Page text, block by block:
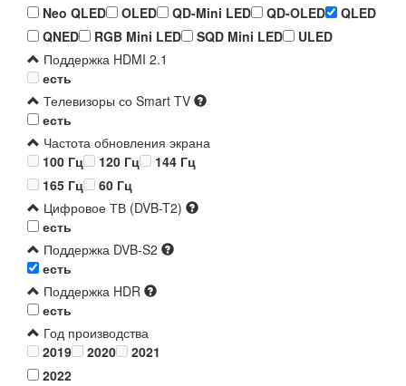
Neo QLED
OLED QD-Mini LED QD-OLED
QLED
QNED
RGB Mini LED SQD Mini LED
ULED
Поддержка HDMI 2.1
есть
Телевизоры со Smart TV
есть
Частота обновления экрана
100 Гц
120 Гц
144 Гц
165 Гц
60 Гц
Цифровое ТВ (DVB-T2)
есть
Поддержка DVB-S2
есть
Поддержка HDR
есть
Год производства
2019
2020
2021
2022